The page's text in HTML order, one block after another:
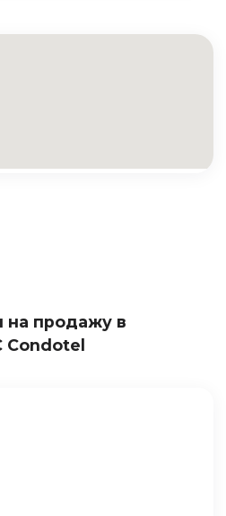
на продажу в
Condotel